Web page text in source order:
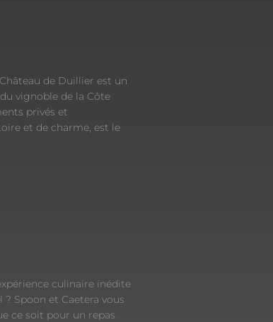
de Duillier est un
vignoble de la Côte
privés et
et de charme, est le
culinaire inédite
Spoon et Caetera vous
ce soit pour un repas